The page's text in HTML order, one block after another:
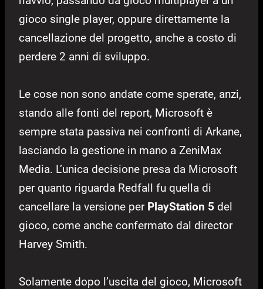
gioco single player, oppure direttamente la
cancellazione del progetto, anche a costo di
perdere 2 anni di sviluppo.
Le cose non sono andate come sperate, anzi,
stando alle fonti del report, Microsoft è
sempre stata passiva nei confronti di Arkane,
lasciando la gestione in mano a ZeniMax
Media. L’unica decisione presa da Microsoft
per quanto riguarda Redfall fu quella di
cancellare la versione per PlayStation 5 del
gioco, come anche confermato dal director
Harvey Smith.
Solamente dopo l’uscita del gioco, Microsoft